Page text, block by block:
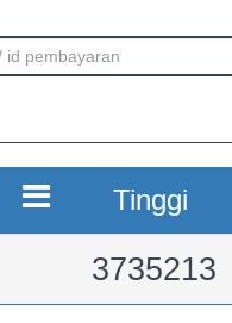
Tinggi
3735213